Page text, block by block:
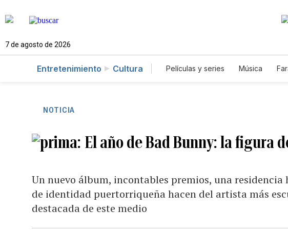
7 de agosto de 2026
Entretenimiento Cultura Películas y series Música
NOTICIA
El año de Bad Bunny: la figura
Un nuevo álbum, incontables premios, una
de identidad puertorriqueña hacen del artista más
destacada de este medio